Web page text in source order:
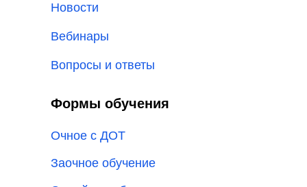
Новости
Вебинары
Вопросы и ответы
Формы обучения
Заочное обучение
Очное с ДОТ